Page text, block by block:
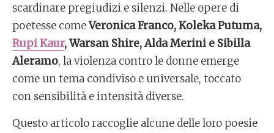
scardinare pregiudizi e silenzi. Nelle opere di
poetesse comeVeronica Franco, Koleka Putuma,
Rupi Kaur, Warsan Shire, Alda Merini e Sibilla
Aleramo, la violenza contro le donne emerge
come un tema condiviso e universale, toccato
con sensibilità e intensità diverse.
Questo articolo raccoglie alcune delle loro poesie